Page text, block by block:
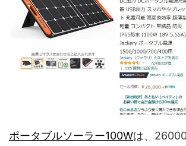
ポータブルソーラー100Wは、